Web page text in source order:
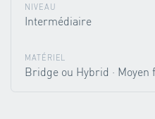
NIVEAU
Intermédiaire
MATÉRIEL
Bridge ou Hybrid ·